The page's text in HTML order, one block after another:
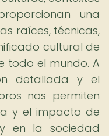
una
raíces, técnicas,
cultural de
todo el mundo. A
detallada y el
nos permiten
y el impacto de
en la sociedad